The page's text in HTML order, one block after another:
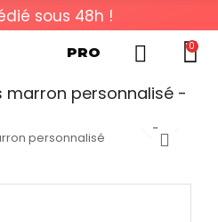
sous 48h !
PRO 0
marron personnalisé -